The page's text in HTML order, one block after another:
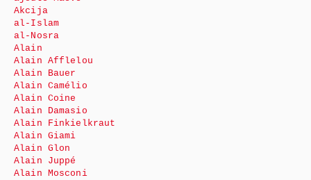
Akcija
al-Islam
al-Nosra
Alain
Alain Afflelou
Alain Bauer
Alain Camélio
Alain Coine
Alain Damasio
Alain Finkielkraut
Alain Giami
Alain Glon
Alain Juppé
Alain Mosconi